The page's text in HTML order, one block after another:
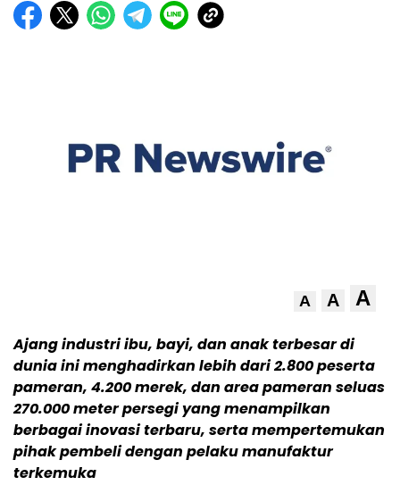
A A A
Ajang industri ibu, bayi, dan anak terbesar di
dunia ini menghadirkan lebih dari 2.800 peserta
pameran, 4.200 merek, dan area pameran seluas
270.000 meter persegi yang menampilkan
berbagai inovasi terbaru, serta mempertemukan
pihak pembeli dengan pelaku manufaktur
terkemuka